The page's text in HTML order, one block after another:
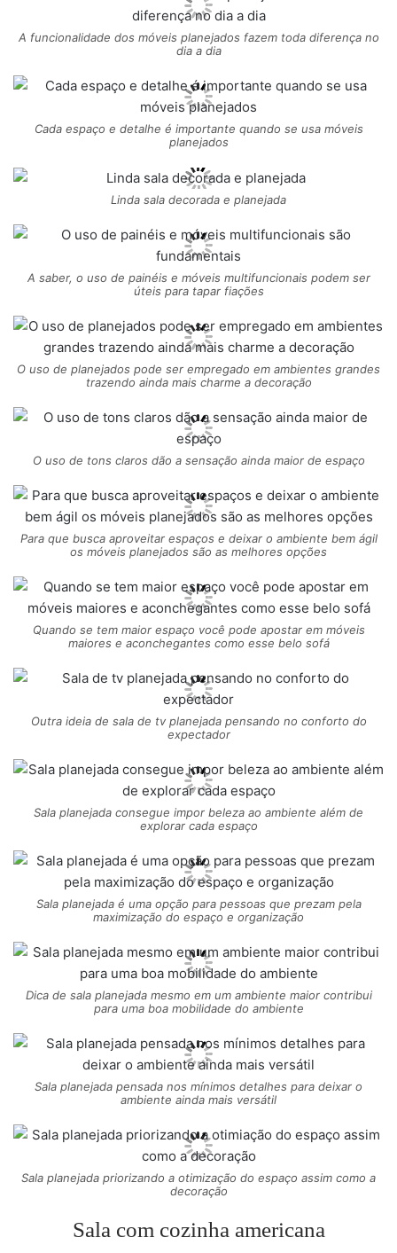
A funcionalidade dos móveis planejados fazem toda diferença no
dia a dia
Cada espaço e detalhe é importante quando se usa móveis
planejados
Linda sala decorada e planejada
A saber, o uso de painéis e móveis multifuncionais podem ser
úteis para tapar fiações
O uso de planejados pode ser empregado em ambientes grandes
trazendo ainda mais charme a decoração
O uso de tons claros dão a sensação ainda maior de espaço
Para que busca aproveitar espaços e deixar o ambiente bem ágil
os móveis planejados são as melhores opções
Quando se tem maior espaço você pode apostar em móveis
maiores e aconchegantes como esse belo sofá
Outra ideia de sala de tv planejada pensando no conforto do
expectador
Sala planejada consegue impor beleza ao ambiente além de
explorar cada espaço
Sala planejada é uma opção para pessoas que prezam pela
maximização do espaço e organização
Dica de sala planejada mesmo em um ambiente maior contribui
para uma boa mobilidade do ambiente
Sala planejada pensada nos mínimos detalhes para deixar o
ambiente ainda mais versátil
Sala planejada priorizando a otimização do espaço assim como a
decoração
Sala com cozinha americana